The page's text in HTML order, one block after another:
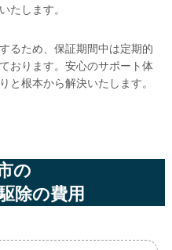
たします。
るため、保証期間中は定期的
おります。安心のサポート体
と根本から解決いたします。
の
除の費用